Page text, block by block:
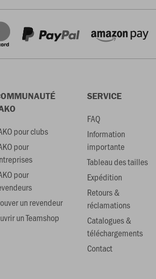
pour clubs
pour
pour
un revendeur
un Teamshop
SERVICE
FAQ
Information
importante
Tableau des tailles
Expédition
Retours &
réclamations
Catalogues &
téléchargements
Contact